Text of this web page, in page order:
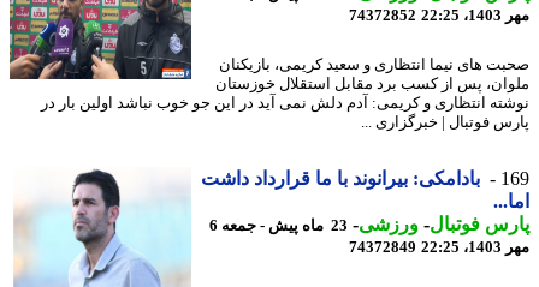
74372852
های نیما انتظاری و سعید کریمی، بازیکنان
پس از کسب برد مقابل استقلال خوزستان
انتظاری و کریمی: آدم دلش نمی آید در این جو خوب نباشد اولین بار در
فوتبال | خبرگزاری ...
بادامکی: بیرانوند با ما قرارداد داشت
فوتبال-ورزشی-
23 ماه پیش - جمعه 6
74372849